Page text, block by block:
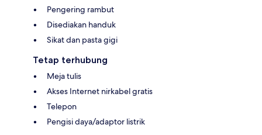
Pengering rambut
Disediakan handuk
Sikat dan pasta gigi
Tetap terhubung
Meja tulis
Akses Internet nirkabel gratis
Telepon
Pengisi daya/adaptor listrik